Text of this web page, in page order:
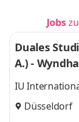
Jobs
Duales
A.) -
e
IU
Düsseldorf